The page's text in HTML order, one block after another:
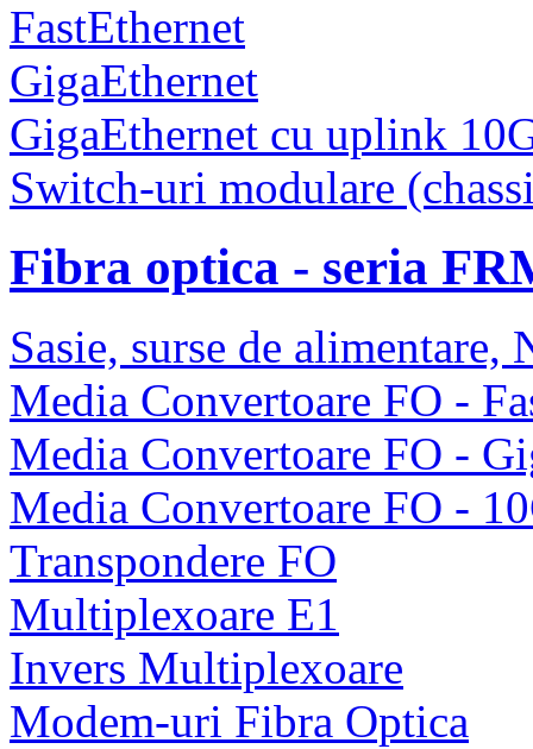
FastEthernet
GigaEthernet
GigaEthernet cu uplink
Switch-uri modulare
Fibra optica - seria
Sasie, surse de alimentare,
Media Convertoare FO -
Media Convertoare FO -
Media Convertoare FO -
Transpondere FO
Multiplexoare E1
Invers Multiplexoare
Modem-uri Fibra Optica